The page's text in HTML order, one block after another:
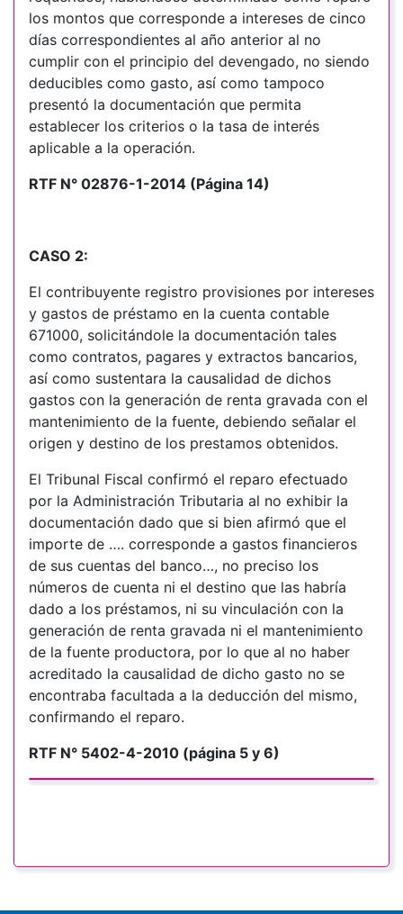
los montos que corresponde a intereses de cinco
días correspondientes al año anterior al no
cumplir con el principio del devengado, no siendo
deducibles como gasto, así como tampoco
presentó la documentación que permita
establecer los criterios o la tasa de interés
aplicable a la operación.
RTF N° 02876-1-2014 (Página 14)
CASO 2:
El contribuyente registro provisiones por intereses
y gastos de préstamo en la cuenta contable
671000, solicitándole la documentación tales
como contratos, pagares y extractos bancarios,
así como sustentara la causalidad de dichos
gastos con la generación de renta gravada con el
mantenimiento de la fuente, debiendo señalar el
origen y destino de los prestamos obtenidos.
El Tribunal Fiscal confirmó el reparo efectuado
por la Administración Tributaria al no exhibir la
documentación dado que si bien afirmó que el
importe de …. corresponde a gastos financieros
de sus cuentas del banco…, no preciso los
números de cuenta ni el destino que las habría
dado a los préstamos, ni su vinculación con la
generación de renta gravada ni el mantenimiento
de la fuente productora, por lo que al no haber
acreditado la causalidad de dicho gasto no se
encontraba facultada a la deducción del mismo,
confirmando el reparo.
RTF N° 5402-4-2010 (página 5 y 6)